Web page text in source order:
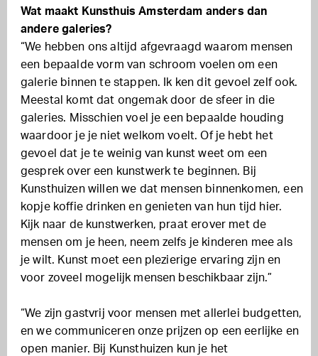
Wat maakt Kunsthuis Amsterdam anders dan
andere galeries?
“We hebben ons altijd afgevraagd waarom mensen
een bepaalde vorm van schroom voelen om een
galerie binnen te stappen. Ik ken dit gevoel zelf ook.
Meestal komt dat ongemak door de sfeer in die
galeries. Misschien voel je een bepaalde houding
waardoor je je niet welkom voelt. Of je hebt het
gevoel dat je te weinig van kunst weet om een
gesprek over een kunstwerk te beginnen. Bij
Kunsthuizen willen we dat mensen binnenkomen, een
kopje koffie drinken en genieten van hun tijd hier.
Kijk naar de kunstwerken, praat erover met de
mensen om je heen, neem zelfs je kinderen mee als
je wilt. Kunst moet een plezierige ervaring zijn en
voor zoveel mogelijk mensen beschikbaar zijn.”
“We zijn gastvrij voor mensen met allerlei budgetten,
en we communiceren onze prijzen op een eerlijke en
open manier. Bij Kunsthuizen kun je het